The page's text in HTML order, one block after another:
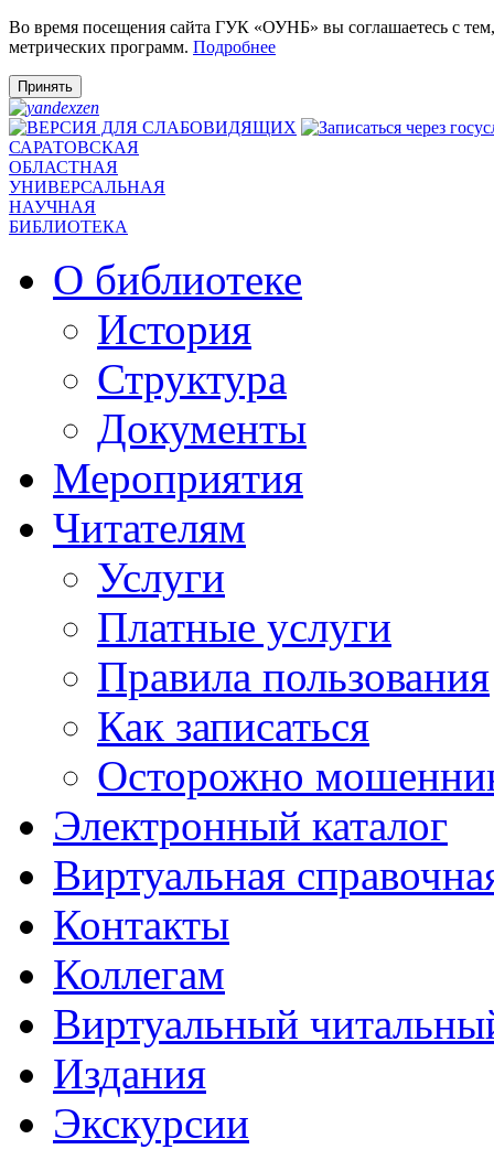
Во время посещения сайта ГУК «ОУНБ» вы соглашаетесь с
метрических программ. Подробнее
Принять
САРАТОВСКАЯ
ОБЛАСТНАЯ
УНИВЕРСАЛЬНАЯ
НАУЧНАЯ
БИБЛИОТЕКА
О библиотеке
История
Структура
Документы
Мероприятия
Читателям
Услуги
Платные услуги
Правила пользования
Как записаться
Осторожно
Электронный каталог
Виртуальная
Контакты
Коллегам
Виртуальный
Издания
Экскурсии